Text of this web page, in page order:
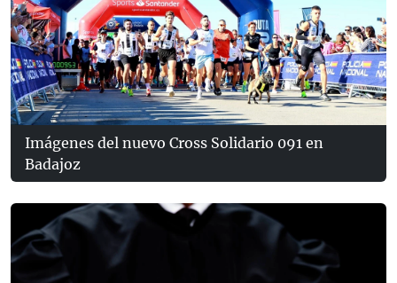
Imágenes del nuevo Cross Solidario 091 en
Badajoz